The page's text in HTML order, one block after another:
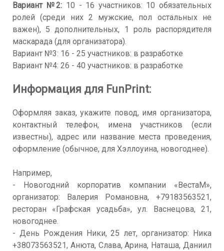
Вариант №2: 10 - 16 участников: 10 обязательных
ролей (среди них 2 мужские, пол остальных не
важен), 5 дополнительных, 1 роль распорядителя
маскарада (для организатора).
Вариант №3: 16 - 25 участников: в разработке
Вариант №4: 26 - 40 участников: в разработке
Информация для FunPrint:
Оформляя заказ, укажите повод, имя организатора,
контактный телефон, имена участников (если
известны), адрес или название места проведения,
оформление (обычное, для Хэллоуина, новогоднее).
Например,
- Новогодний корпоратив компании «ВестаM»,
организатор: Валерия Романовна, +79183563521,
ресторан «Графская усадьба», ул. Васнецова, 21,
новогоднее.
- День Рождения Ники, 25 лет, организатор: Ника
+38073563521, Анюта, Слава, Арина, Наташа, Даниил